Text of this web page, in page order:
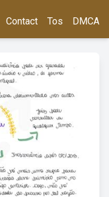
Contact Tos DMCA